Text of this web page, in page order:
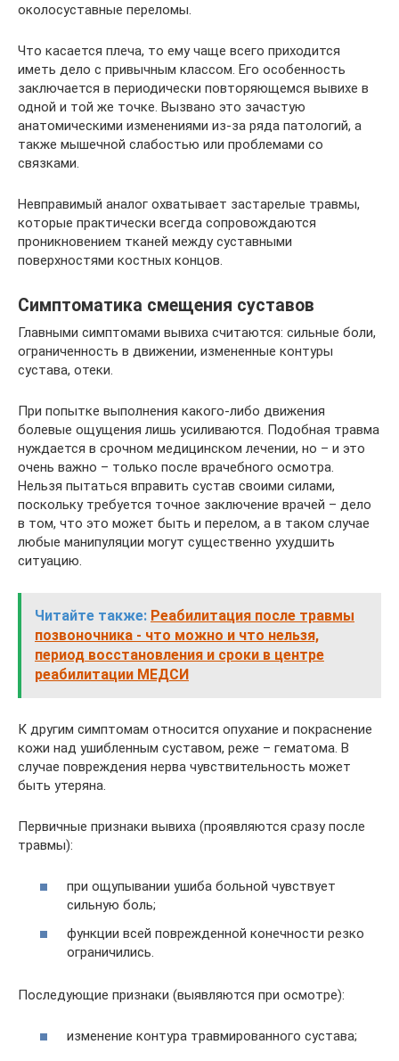
околосуставные переломы.
Что касается плеча, то ему чаще всего приходится
иметь дело с привычным классом. Его особенность
заключается в периодически повторяющемся вывихе в
одной и той же точке. Вызвано это зачастую
анатомическими изменениями из-за ряда патологий, а
также мышечной слабостью или проблемами со
связками.
Невправимый аналог охватывает застарелые травмы,
которые практически всегда сопровождаются
проникновением тканей между суставными
поверхностями костных концов.
Симптоматика смещения суставов
Главными симптомами вывиха считаются: сильные боли,
ограниченность в движении, измененные контуры
сустава, отеки.
При попытке выполнения какого-либо движения
болевые ощущения лишь усиливаются. Подобная травма
нуждается в срочном медицинском лечении, но – и это
очень важно – только после врачебного осмотра.
Нельзя пытаться вправить сустав своими силами,
поскольку требуется точное заключение врачей – дело
в том, что это может быть и перелом, а в таком случае
любые манипуляции могут существенно ухудшить
ситуацию.
Читайте также: Реабилитация после травмы
позвоночника - что можно и что нельзя,
период восстановления и сроки в центре
реабилитации МЕДСИ
К другим симптомам относится опухание и покраснение
кожи над ушибленным суставом, реже – гематома. В
случае повреждения нерва чувствительность может
быть утеряна.
Первичные признаки вывиха (проявляются сразу после
травмы):
при ощупывании ушиба больной чувствует
сильную боль;
функции всей поврежденной конечности резко
ограничились.
Последующие признаки (выявляются при осмотре):
изменение контура травмированного сустава;